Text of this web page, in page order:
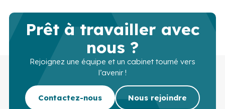
Prêt à travailler avec
nous ?
Rejoignez une équipe et un cabinet tourné vers
l’avenir !
Contactez-nous Nous rejoindre